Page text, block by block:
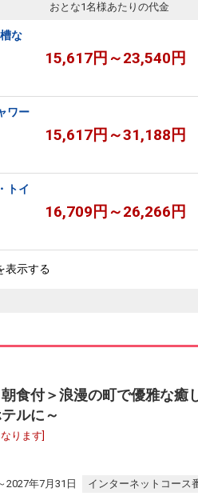
おとな1名様あたりの代金
な
15,617円～23,540円
ワー
15,617円～31,188円
トイ
16,709円～26,266円
表示する
朝食付＞浪漫の町で優雅な癒
ルに～
ります]
2027年7月31日 インターネットコース